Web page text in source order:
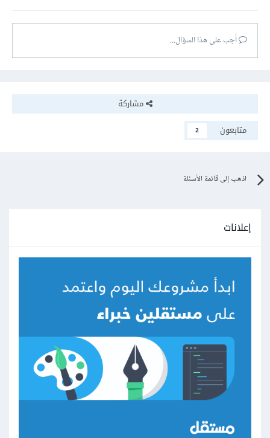
أجب على هذا السؤال...
مشاركة
متابعون
2
اذهب إلى قائمة الأسئلة
إعلانات